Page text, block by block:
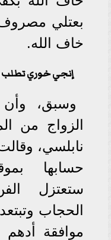
بعتلي
خاف الله.
إنجي خوري تطلب
وسبق،
الزواج من
نابلسي،
حسابها
ستعتزل
الحجاب
موافقة أدهم